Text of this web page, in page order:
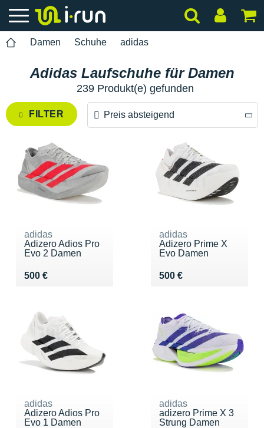
Damen Schuhe adidas
Adidas Laufschuhe für Damen
239 Produkt(e) gefunden
FILTER Preis absteigend
Preis aufsteigend
adidas
Adizero Adios Pro
Evo 2 Damen
500 €
Vendu 500 €
adidas
Adizero Prime X
Evo Damen
500 €
Vendu 500 €
adidas
Adizero Adios Pro
Evo 1 Damen
adidas
adizero Prime X 3
Strung Damen